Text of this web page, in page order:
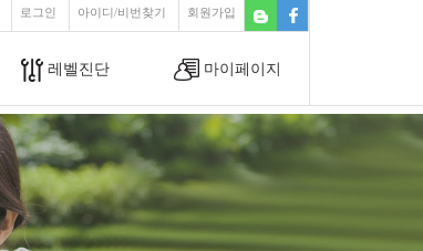
로그인 아이디/비번찾기 회원가입
레벨진단 마이페이지